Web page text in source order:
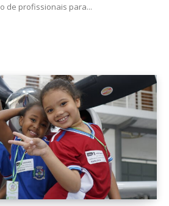
de profissionais para...